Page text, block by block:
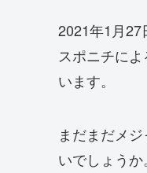
2021年1月27
スポニチに
います。
まだまだメ
いでしょうか。